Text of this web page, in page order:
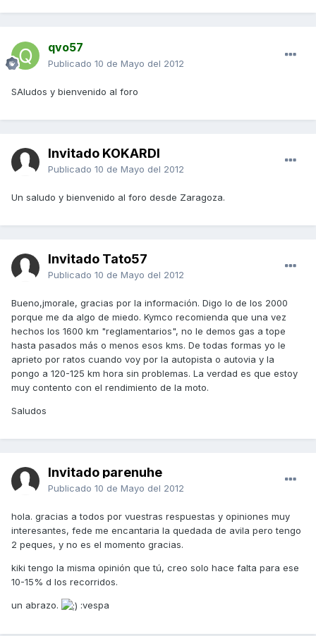
qvo57
Publicado 10 de Mayo del 2012
SAludos y bienvenido al foro
Invitado KOKARDI
Publicado 10 de Mayo del 2012
Un saludo y bienvenido al foro desde Zaragoza.
Invitado Tato57
Publicado 10 de Mayo del 2012
Bueno,jmorale, gracias por la información. Digo lo de los 2000
porque me da algo de miedo. Kymco recomienda que una vez
hechos los 1600 km "reglamentarios", no le demos gas a tope
hasta pasados más o menos esos kms. De todas formas yo le
aprieto por ratos cuando voy por la autopista o autovia y la
pongo a 120-125 km hora sin problemas. La verdad es que estoy
muy contento con el rendimiento de la moto.
Saludos
Invitado parenuhe
Publicado 10 de Mayo del 2012
hola. gracias a todos por vuestras respuestas y opiniones muy
interesantes, fede me encantaria la quedada de avila pero tengo
2 peques, y no es el momento gracias.
kiki tengo la misma opinión que tú, creo solo hace falta para ese
10-15% d los recorridos.
un abrazo. :vespa